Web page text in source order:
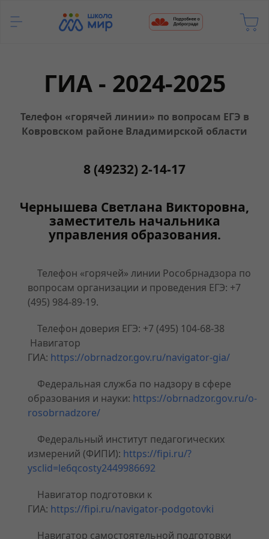
ГИА - 2024-2025
Телефон «горячей линии» по вопросам ЕГЭ в
Ковровском районе Владимирской области
8 (49232) 2-14-17
Чернышева Светлана Викторовна,
заместитель начальника
управления образования.
Телефон «горячей» линии Рособрнадзора по
вопросам организации и проведения ЕГЭ: +7
(495) 984-89-19.
Телефон доверия ЕГЭ: +7 (495) 104-68-38
Навигатор
ГИА: https://obrnadzor.gov.ru/navigator-gia/
Федеральная служба по надзору в сфере
образования и науки: https://obrnadzor.gov.ru/o-
rosobrnadzore/
Федеральный институт педагогических
измерений (ФИПИ): https://fipi.ru/?
ysclid=le6qcosty2449986692
Навигатор подготовки к
ГИА: https://fipi.ru/navigator-podgotovki
Навигатор самостоятельной подготовки